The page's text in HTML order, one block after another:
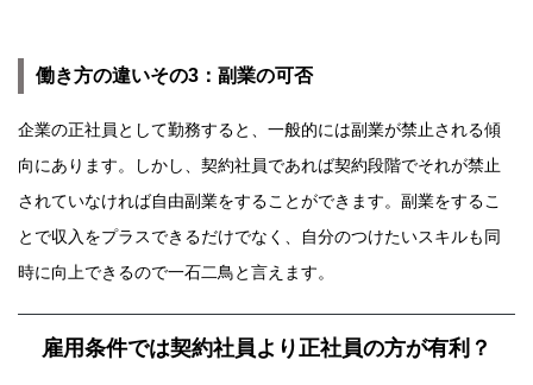
働き方の違いその3：副業の可否
企業の正社員として勤務すると、一般的には副業が禁止される傾
向にあります。しかし、契約社員であれば契約段階でそれが禁止
されていなければ自由副業をすることができます。副業をするこ
とで収入をプラスできるだけでなく、自分のつけたいスキルも同
時に向上できるので一石二鳥と言えます。
雇用条件では契約社員より正社員の方が有利？